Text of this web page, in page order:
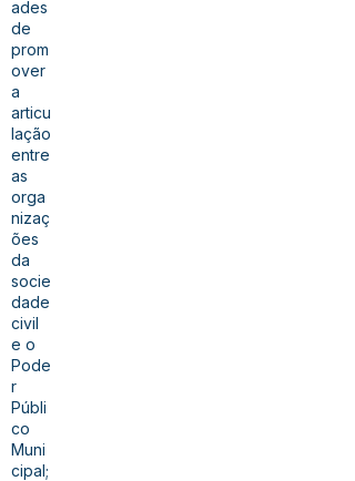
ades
de
prom
over
a
articu
lação
entre
as
orga
nizaç
ões
da
socie
dade
civil
e o
Pode
r
Públi
co
Muni
cipal;